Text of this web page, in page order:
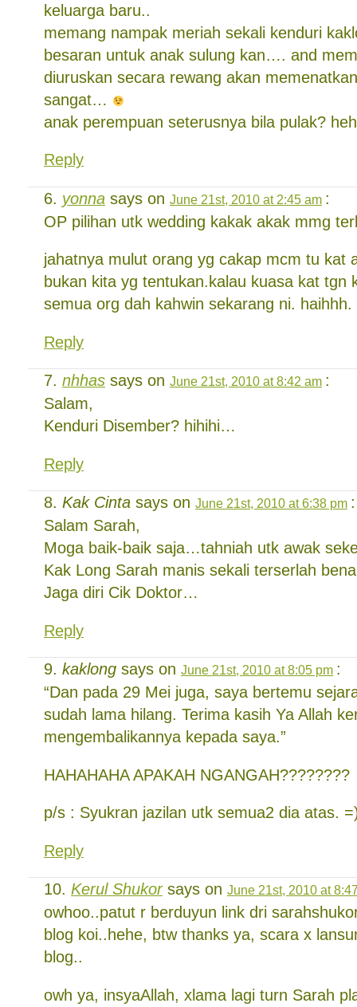
keluarga baru..
memang nampak meriah sekali kenduri
besaran untuk anak sulung kan…. and
diuruskan secara rewang akan
sangat…
anak perempuan seterusnya bila pulak?
Reply
yonna says on June 21st, 2010 at 2:45 am :
OP pilihan utk wedding kakak akak mmg
jahatnya mulut orang yg cakap mcm tu kat
bukan kita yg tentukan.kalau kuasa kat tgn
semua org dah kahwin sekarang ni. haihhh.
Reply
nhhas says on June 21st, 2010 at 8:42 am :
Salam,
Kenduri Disember? hihihi…
Reply
Kak Cinta says on June 21st, 2010 at 6:38 pm :
Salam Sarah,
Moga baik-baik saja…tahniah utk awak
Kak Long Sarah manis sekali terserlah
Jaga diri Cik Doktor…
Reply
kaklong says on June 21st, 2010 at 8:05 pm :
“Dan pada 29 Mei juga, saya bertemu
sudah lama hilang. Terima kasih Ya Allah
mengembalikannya kepada saya.”
HAHAHAHA APAKAH NGANGAH????????
p/s : Syukran jazilan utk semua2 dia atas.
Reply
Kerul Shukorsays on June 21st, 2010 at
owhoo..patut r berduyun link dri
blog koi..hehe, btw thanks ya, scara x
blog..
owh ya, insyaAllah, xlama lagi turn Sarah